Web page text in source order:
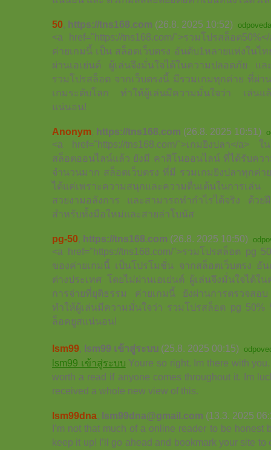
50, https://tns168.com (26.8. 2025 10:52)
<a href="https://tns168.com/">รวมโปรสล็อต
ค่ายเกมนี้ เป็น สล็อตเว็บตรง อันดับ1หลายแห่งในไ
ผ่านเอเย่นต์ ผู้เล่นจึงมั่นใจได้ในความปลอดภัย แ
รวมโปรสล็อต จากเว็บตรงนี้ มีรวมเกมทุกค่าย ที่ผ่า
เกมระดับโลก ทำให้ผู้เล่นมีความมั่นใจว่า เล่นแ
แน่นอน!
Anonym, https://tns168.com (26.8. 2025 10:51)
<a href="https://tns168.com/">เกมยิงปลา</a>
สล็อตออนไลน์แล้ว ยังมี คาสิโนออนไลน์ ที่ได้รับคว
จำนวนมาก สล็อตเว็บตรง ที่มี รวมเกมยิงปลาทุกค่
ได้แค่เพราะความสนุกและความตื่นเต้นในการเล่
สวยงามอลังการ และสามารถทำกำไรได้จริง ด้ว
สำหรับทั้งมือใหม่และสายล่าโบนัส
pg-50, https://tns168.com (26.8. 2025 10:50)
<a href="https://tns168.com/">รวมโปรสล็อต pg
ของค่ายเกมนี้ เป็นโปรโมชั่น จากสล็อตเว็บตรง อั
ต่างประเทศ โดยไม่ผ่านเอเย่นต์ ผู้เล่นจึงมั่นใจได้
การจ่ายที่ยุติธรรม ค่ายเกมนี้ ยังผ่านการตรวจสอ
ทำให้ผู้เล่นมีความมั่นใจว่า รวมโปรสล็อต pg 50%
ล็อคยูสแน่นอน!
lsm99, lsm99 เข้าสู่ระบบ (25.8. 2025 00:15)
lsm99 เข้าสู่ระบบ Youre so right. Im there with
worth a read if anyone comes throughout it. Im
received a whole new view of this.
lsm99dna, lsm99dna@gmail.com (13.3. 2025
I’m not that much of a online reader to be honest
keep it up! I’ll go ahead and bookmark your site